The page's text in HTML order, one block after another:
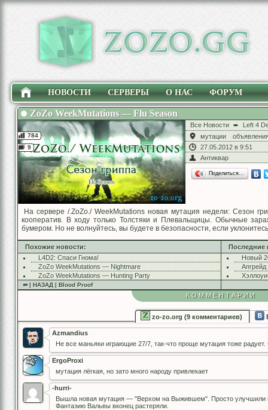
НОВОСТИ СЕРВЕРЫ О НАС ФОРУМ
ZoZo WeekMutations — Flu Season
Все Новости ➨
Left 4
мутации
27.05.2012 в 9:51
Антиквар
Поделиться…
На сервере /.ZoZo./ WeekMutations новая мутация недели: Сезон
кооператив. В ходу только Толстяки и Плевальщицы. Обычные
бумером. Но не волнуйтесь, вы будете в безопасности, если
784
9
Похожие новости:
L4D2: Спаси Гнома!
ZoZo WeekMutations — Nightmare
ZoZo WeekMutations — Hunting Party
Последние
Новый
⇚ | НАЗАД | Blood Proof
КОММЕНТАРИИ
zo-zo.org (9 комментариев)
Azmandius
Не все маньяки играющие 27/7, так-что проще мутация тоже радует.
ErgoProxi
мутация лёгкая, но зато много народу привлекает
-hurri-
Вышла новая мутация — "Верхом на Выжившем". Просто улучшили
Фантазию Вальвы вконец растеряли.